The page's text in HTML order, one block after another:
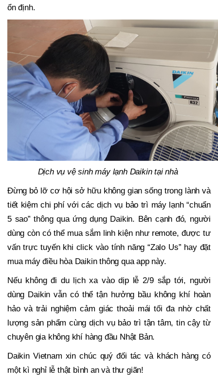
ổn định.
Dịch vụ vệ sinh máy lạnh Daikin tại nhà
Đừng bỏ lỡ cơ hội sở hữu không gian sống trong lành và
tiết kiệm chi phí với các dịch vụ bảo trì máy lạnh “chuẩn
5 sao” thông qua ứng dụng Daikin. Bên cạnh đó, người
dùng còn có thể mua sắm linh kiện như remote, được tư
vấn trực tuyến khi click vào tính năng “Zalo Us” hay đặt
mua máy điều hòa Daikin thông qua app này.
Nếu không đi du lịch xa vào dịp lễ 2/9 sắp tới, người
dùng Daikin vẫn có thể tận hưởng bầu không khí hoàn
hảo và trải nghiệm cảm giác thoải mái tối đa nhờ chất
lượng sản phẩm cùng dịch vụ bảo trì tận tâm, tin cậy từ
chuyên gia không khí hàng đầu Nhật Bản.
Daikin Vietnam xin chúc quý đối tác và khách hàng có
một kì nghỉ lễ thật bình an và thư giãn!